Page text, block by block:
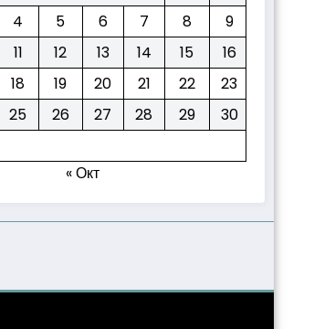
4 5 6 7 8
9
11 12 13 14 15
16
18 19 20 21 22
23
25 26 27 28 29
30
« Окт